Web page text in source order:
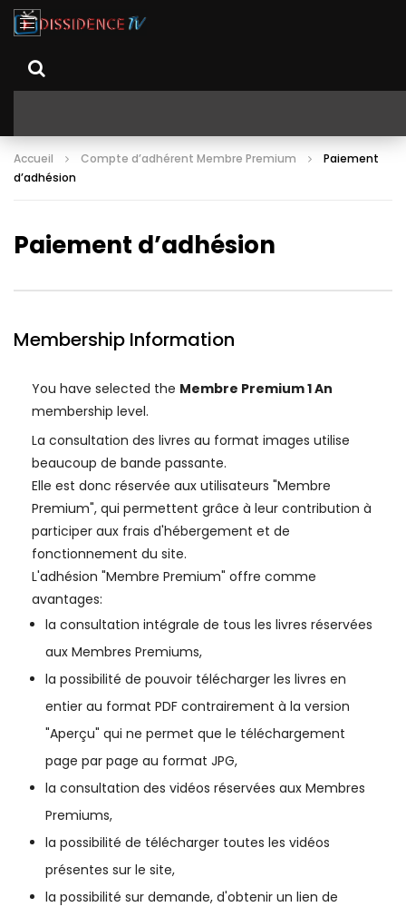
Accueil Compte d’adhérent Membre Premium
Paiement
d’adhésion
Paiement d’adhésion
Membership Information
You have selected the Membre Premium 1 An
membership level.
La consultation des livres au format images utilise
beaucoup de bande passante.
Elle est donc réservée aux utilisateurs "Membre
Premium", qui permettent grâce à leur contribution à
participer aux frais d'hébergement et de
fonctionnement du site.
L'adhésion "Membre Premium" offre comme
avantages:
la consultation intégrale de tous les livres réservées
aux Membres Premiums,
la possibilité de pouvoir télécharger les livres en
entier au format PDF contrairement à la version
"Aperçu" qui ne permet que le téléchargement
page par page au format JPG,
la consultation des vidéos réservées aux Membres
Premiums,
la possibilité de télécharger toutes les vidéos
présentes sur le site,
la possibilité sur demande, d'obtenir un lien de